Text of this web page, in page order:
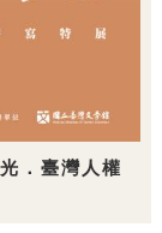
．臺灣人權